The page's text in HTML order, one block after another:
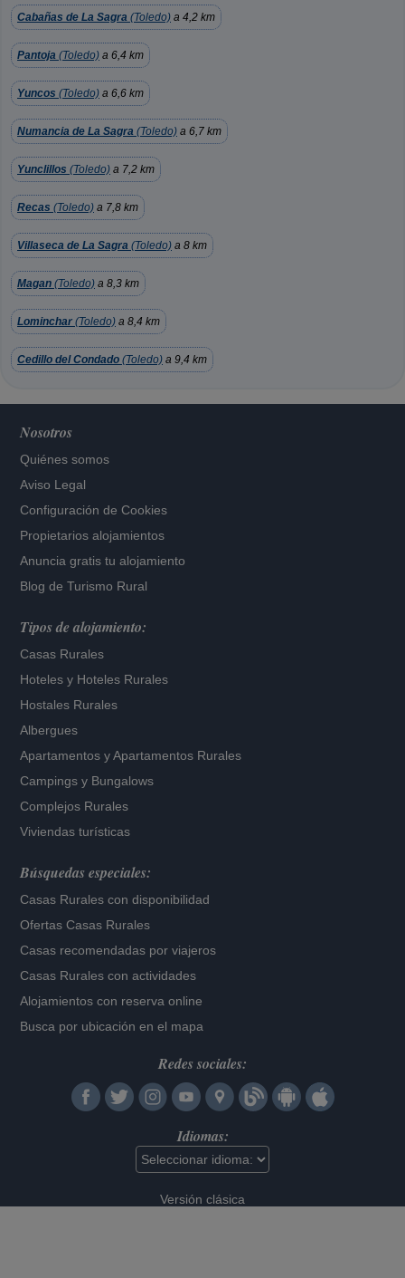
Cabañas de La Sagra (Toledo) a 4,2 km
Pantoja (Toledo) a 6,4 km
Yuncos (Toledo) a 6,6 km
Numancia de La Sagra (Toledo) a 6,7 km
Yunclillos (Toledo) a 7,2 km
Recas (Toledo) a 7,8 km
Villaseca de La Sagra (Toledo) a 8 km
Magan (Toledo) a 8,3 km
Lominchar (Toledo) a 8,4 km
Cedillo del Condado (Toledo) a 9,4 km
Nosotros
Quiénes somos
Aviso Legal
Configuración de Cookies
Propietarios alojamientos
Anuncia gratis tu alojamiento
Blog de Turismo Rural
Tipos de alojamiento:
Casas Rurales
Hoteles y Hoteles Rurales
Hostales Rurales
Albergues
Apartamentos yApartamentos Rurales
Campings y Bungalows
Complejos Rurales
Viviendas turísticas
Búsquedas especiales:
Casas Rurales con disponibilidad
Ofertas Casas Rurales
Casas recomendadas por viajeros
Casas Rurales con actividades
Alojamientos con reserva online
Busca por ubicación en el mapa
Redes sociales:
Idiomas:
Versión clásica